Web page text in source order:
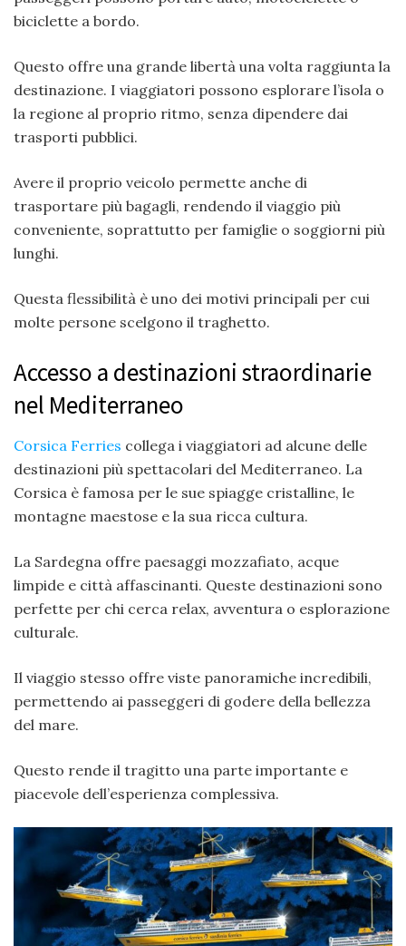
biciclette a bordo.
Questo offre una grande libertà una volta raggiunta la
destinazione. I viaggiatori possono esplorare l’isola o
la regione al proprio ritmo, senza dipendere dai
trasporti pubblici.
Avere il proprio veicolo permette anche di
trasportare più bagagli, rendendo il viaggio più
conveniente, soprattutto per famiglie o soggiorni più
lunghi.
Questa flessibilità è uno dei motivi principali per cui
molte persone scelgono il traghetto.
Accesso a destinazioni straordinarie
nel Mediterraneo
Corsica Ferries collega i viaggiatori ad alcune delle
destinazioni più spettacolari del Mediterraneo. La
Corsica è famosa per le sue spiagge cristalline, le
montagne maestose e la sua ricca cultura.
La Sardegna offre paesaggi mozzafiato, acque
limpide e città affascinanti. Queste destinazioni sono
perfette per chi cerca relax, avventura o esplorazione
culturale.
Il viaggio stesso offre viste panoramiche incredibili,
permettendo ai passeggeri di godere della bellezza
del mare.
Questo rende il tragitto una parte importante e
piacevole dell’esperienza complessiva.